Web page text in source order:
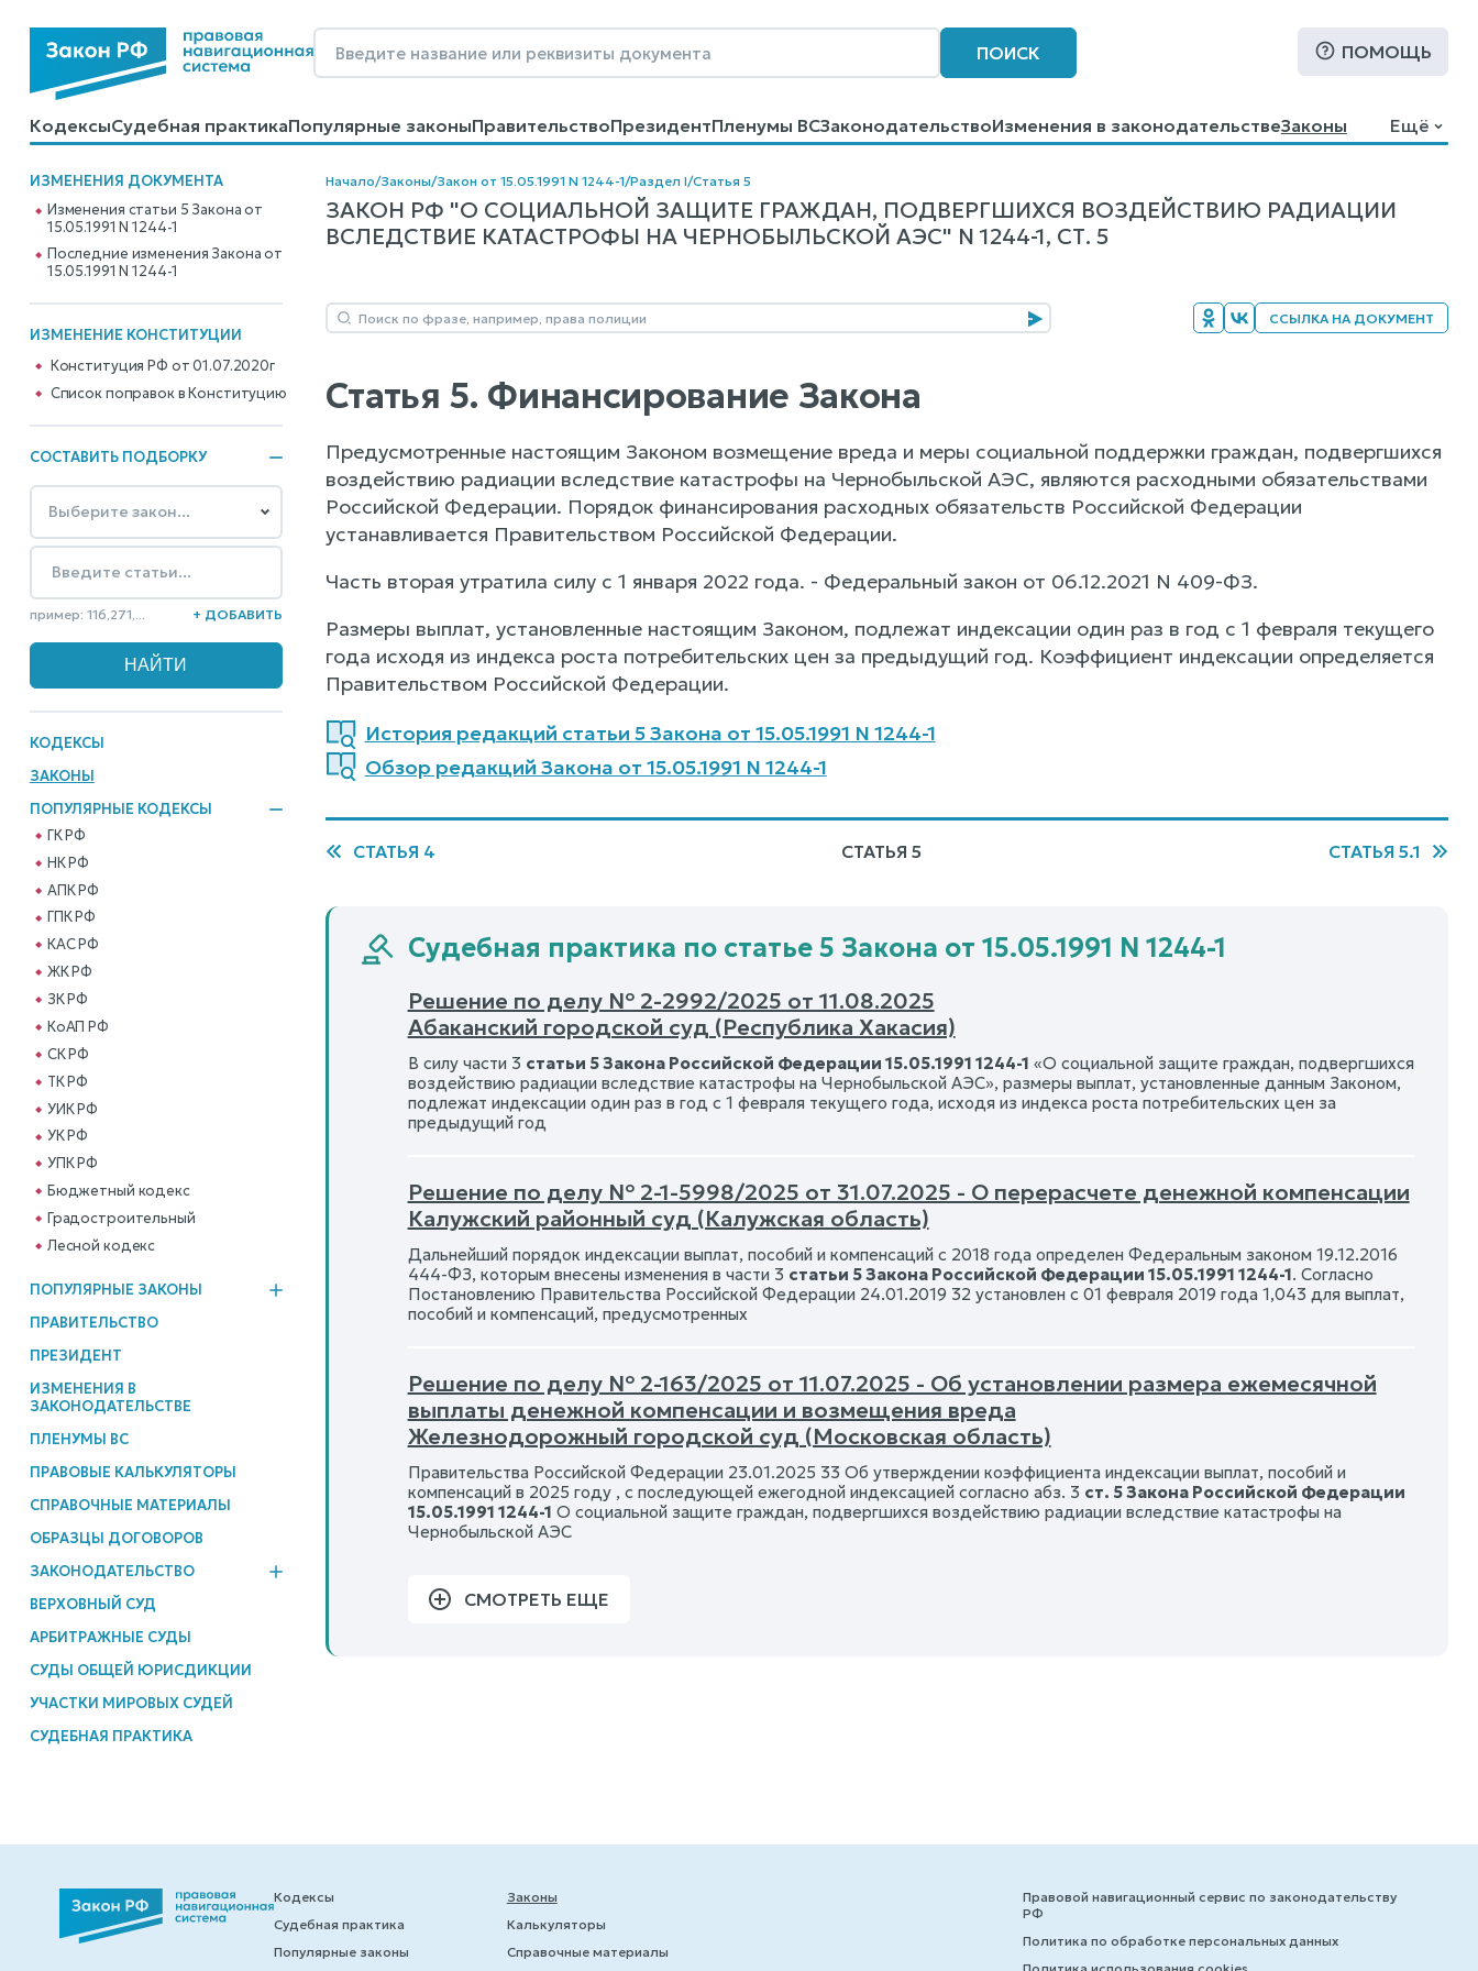
ПОИСК ПОМОЩЬ
КодексыСудебная практикаПопулярные законыПравительствоПрезидентПленумы ВСЗаконодательствоИзменения в законодательствеЗаконы
КалькуляторыСправочные материалыОбразцы договоровКонтактыПомощьПоиск
Ещё
ИЗМЕНЕНИЯ ДОКУМЕНТА
Изменения статьи 5 Закона от
15.05.1991 N 1244-1
Последние изменения Закона от
15.05.1991 N 1244-1
ИЗМЕНЕНИЕ КОНСТИТУЦИИ
Конституция РФ от 01.07.2020г
Cписок поправок в Конституцию
СОСТАВИТЬ ПОДБОРКУ
пример: 116,271,... + ДОБАВИТЬ
КОДЕКСЫ
ЗАКОНЫ
ПОПУЛЯРНЫЕ КОДЕКСЫ
ГК РФ
НК РФ
АПК РФ
ГПК РФ
КАС РФ
ЖК РФ
ЗК РФ
КоАП РФ
СК РФ
ТК РФ
УИК РФ
УК РФ
УПК РФ
Бюджетный кодекс
Градостроительный
Лесной кодекс
ПОПУЛЯРНЫЕ ЗАКОНЫ
ПРАВИТЕЛЬСТВО
ПРЕЗИДЕНТ
ИЗМЕНЕНИЯ В
ЗАКОНОДАТЕЛЬСТВЕ
ПЛЕНУМЫ ВС
ПРАВОВЫЕ КАЛЬКУЛЯТОРЫ
СПРАВОЧНЫЕ МАТЕРИАЛЫ
ОБРАЗЦЫ ДОГОВОРОВ
ЗАКОНОДАТЕЛЬСТВО
ВЕРХОВНЫЙ СУД
АРБИТРАЖНЫЕ СУДЫ
СУДЫ ОБЩЕЙ ЮРИСДИКЦИИ
УЧАСТКИ МИРОВЫХ СУДЕЙ
СУДЕБНАЯ ПРАКТИКА
Начало/Законы/Закон от 15.05.1991 N 1244-1/Раздел I/Статья 5
ЗАКОН РФ "О СОЦИАЛЬНОЙ ЗАЩИТЕ ГРАЖДАН, ПОДВЕРГШИХСЯ ВОЗДЕЙСТВИЮ РАДИАЦИИ
ВСЛЕДСТВИЕ КАТАСТРОФЫ НА ЧЕРНОБЫЛЬСКОЙ АЭС" N 1244-1, СТ. 5
ССЫЛКА НА ДОКУМЕНТ
Статья 5. Финансирование Закона
Предусмотренные настоящим Законом возмещение вреда и меры социальной поддержки граждан, подвергшихся
воздействию радиации вследствие катастрофы на Чернобыльской АЭС, являются расходными обязательствами
Российской Федерации. Порядок финансирования расходных обязательств Российской Федерации
устанавливается Правительством Российской Федерации.
Часть вторая утратила силу с 1 января 2022 года. - Федеральный закон от 06.12.2021 N 409-ФЗ.
Размеры выплат, установленные настоящим Законом, подлежат индексации один раз в год с 1 февраля текущего
года исходя из индекса роста потребительских цен за предыдущий год. Коэффициент индексации определяется
Правительством Российской Федерации.
История редакций статьи 5 Закона от 15.05.1991 N 1244-1
Обзор редакций Закона от 15.05.1991 N 1244-1
СТАТЬЯ 4 СТАТЬЯ 5 СТАТЬЯ 5.1
Судебная практика по статье 5 Закона от 15.05.1991 N 1244-1
Решение по делу № 2-2992/2025 от 11.08.2025
Абаканский городской суд (Республика Хакасия)
В силу части 3 статьи 5 Закона Российской Федерации 15.05.1991 1244-1 «О социальной защите граждан, подвергшихся
воздействию радиации вследствие катастрофы на Чернобыльской АЭС», размеры выплат, установленные данным Законом,
подлежат индексации один раз в год с 1 февраля текущего года, исходя из индекса роста потребительских цен за
предыдущий год
Решение по делу № 2-1-5998/2025 от 31.07.2025 - О перерасчете денежной компенсации
Калужский районный суд (Калужская область)
Дальнейший порядок индексации выплат, пособий и компенсаций с 2018 года определен Федеральным законом 19.12.2016
444-ФЗ, которым внесены изменения в части 3 статьи 5 Закона Российской Федерации 15.05.1991 1244-1. Согласно
Постановлению Правительства Российской Федерации 24.01.2019 32 установлен с 01 февраля 2019 года 1,043 для выплат,
пособий и компенсаций, предусмотренных
Решение по делу № 2-163/2025 от 11.07.2025 - Об установлении размера ежемесячной
выплаты денежной компенсации и возмещения вреда
Железнодорожный городской суд (Московская область)
Правительства Российской Федерации 23.01.2025 33 Об утверждении коэффициента индексации выплат, пособий и
компенсаций в 2025 году , с последующей ежегодной индексацией согласно абз. 3 ст. 5 Закона Российской Федерации
15.05.1991 1244-1 О социальной защите граждан, подвергшихся воздействию радиации вследствие катастрофы на
Чернобыльской АЭС
СМОТРЕТЬ ЕЩЕ
Кодексы
Судебная практика
Популярные законы
Законы
Калькуляторы
Справочные материалы
Правовой навигационный сервис по законодательству
РФ
Политика по обработке персональных данных